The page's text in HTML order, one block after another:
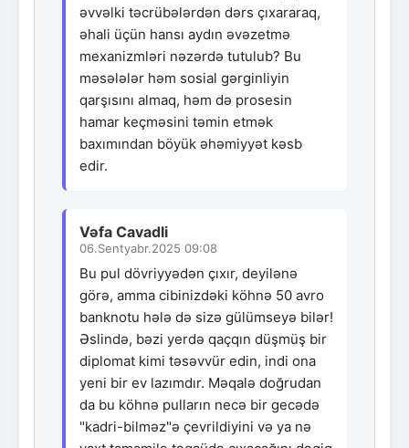
əvvəlki təcrübələrdən dərs çıxararaq,
əhali üçün hansı aydın əvəzetmə
mexanizmləri nəzərdə tutulub? Bu
məsələlər həm sosial gərginliyin
qarşısını almaq, həm də prosesin
hamar keçməsini təmin etmək
baxımından böyük əhəmiyyət kəsb
edir.
Vəfa Cavadli
06.Sentyabr.2025 09:08
Bu pul dövriyyədən çıxır, deyilənə
görə, amma cibinizdəki köhnə 50 avro
banknotu hələ də sizə gülümseyə bilər!
Əslində, bəzi yerdə qaçqın düşmüş bir
diplomat kimi təsəvvür edin, indi ona
yeni bir ev lazımdır. Məqalə doğrudan
da bu köhnə pulların necə bir gecədə
"kadri-bilməz"ə çevrildiyini və ya nə